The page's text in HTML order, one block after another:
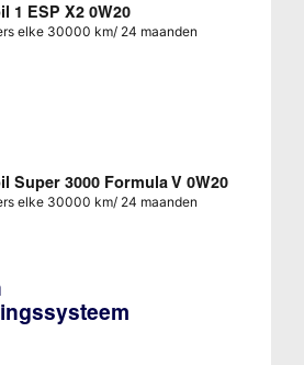
1 ESP X2 0W20
elke 30000 km/ 24 maanden
Super 3000 Formula V 0W20
elke 30000 km/ 24 maanden